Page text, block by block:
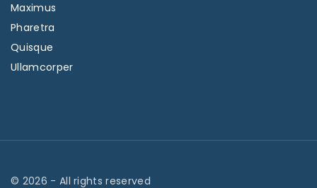
Maximus
Pharetra
Quisque
Ullamcorper
© 2026 - All rights reserved